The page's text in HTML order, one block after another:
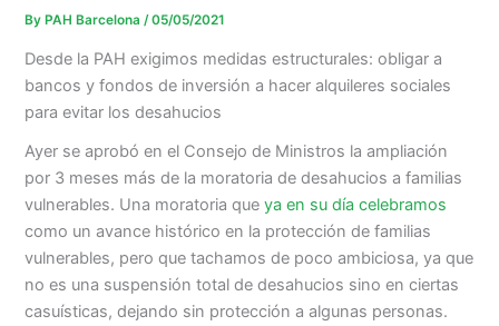
By PAH Barcelona/05/05/2021
Desde la PAH exigimos medidas estructurales: obligar a
bancos y fondos de inversión a hacer alquileres sociales
para evitar los desahucios
Ayer se aprobó en el Consejo de Ministros la ampliación
por 3 meses más de la moratoria de desahucios a familias
vulnerables. Una moratoria queya en su día celebramos
como un avance histórico en la protección de familias
vulnerables, pero que tachamos de poco ambiciosa, ya que
no es una suspensión total de desahucios sino en ciertas
casuísticas, dejando sin protección a algunas personas.